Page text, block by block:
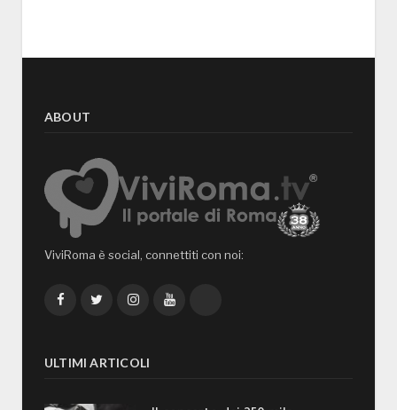
ABOUT
ViviRoma è social, connettiti con noi:
FacebookTwitterInstagramYouTube
ULTIMI ARTICOLI